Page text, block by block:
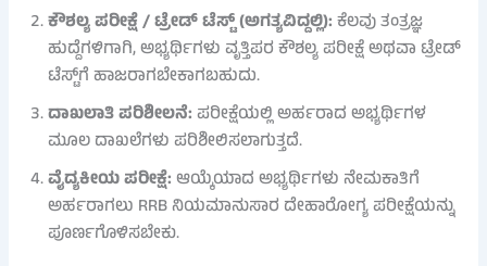
ಕೌಶಲ್ಯ ಪರೀಕ್ಷೆ / ಟ್ರೇಡ್ ಟೆಸ್ಟ್ (ಅಗತ್ಯವಿದ್ದಲ್ಲಿ):ಕೆಲವು ತಂತ್ರಜ್ಞ
ಹುದ್ದೆಗಳಿಗಾಗಿ, ಅಭ್ಯರ್ಥಿಗಳು ವೃತ್ತಿಪರ ಕೌಶಲ್ಯ ಪರೀಕ್ಷೆ ಅಥವಾ ಟ್ರೇಡ್
ಟೆಸ್ಟ್‌ಗೆ ಹಾಜರಾಗಬೇಕಾಗಬಹುದು.
ದಾಖಲಾತಿ ಪರಿಶೀಲನೆ:ಪರೀಕ್ಷೆಯಲ್ಲಿ ಅರ್ಹರಾದ ಅಭ್ಯರ್ಥಿಗಳ
ಮೂಲ ದಾಖಲೆಗಳು ಪರಿಶೀಲಿಸಲಾಗುತ್ತದೆ.
ವೈದ್ಯಕೀಯ ಪರೀಕ್ಷೆ:ಆಯ್ಕೆಯಾದ ಅಭ್ಯರ್ಥಿಗಳು ನೇಮಕಾತಿಗೆ
ಅರ್ಹರಾಗಲು RRB ನಿಯಮಾನುಸಾರ ದೇಹಾರೋಗ್ಯ ಪರೀಕ್ಷೆಯನ್ನು
ಪೂರ್ಣಗೊಳಿಸಬೇಕು.